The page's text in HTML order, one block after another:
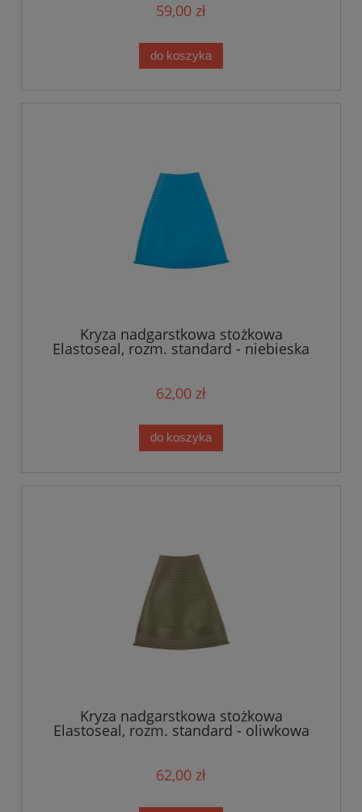
59,00 zł
do koszyka
Kryza nadgarstkowa stożkowa
Elastoseal, rozm. standard - niebieska
62,00 zł
do koszyka
Kryza nadgarstkowa stożkowa
Elastoseal, rozm. standard - oliwkowa
62,00 zł